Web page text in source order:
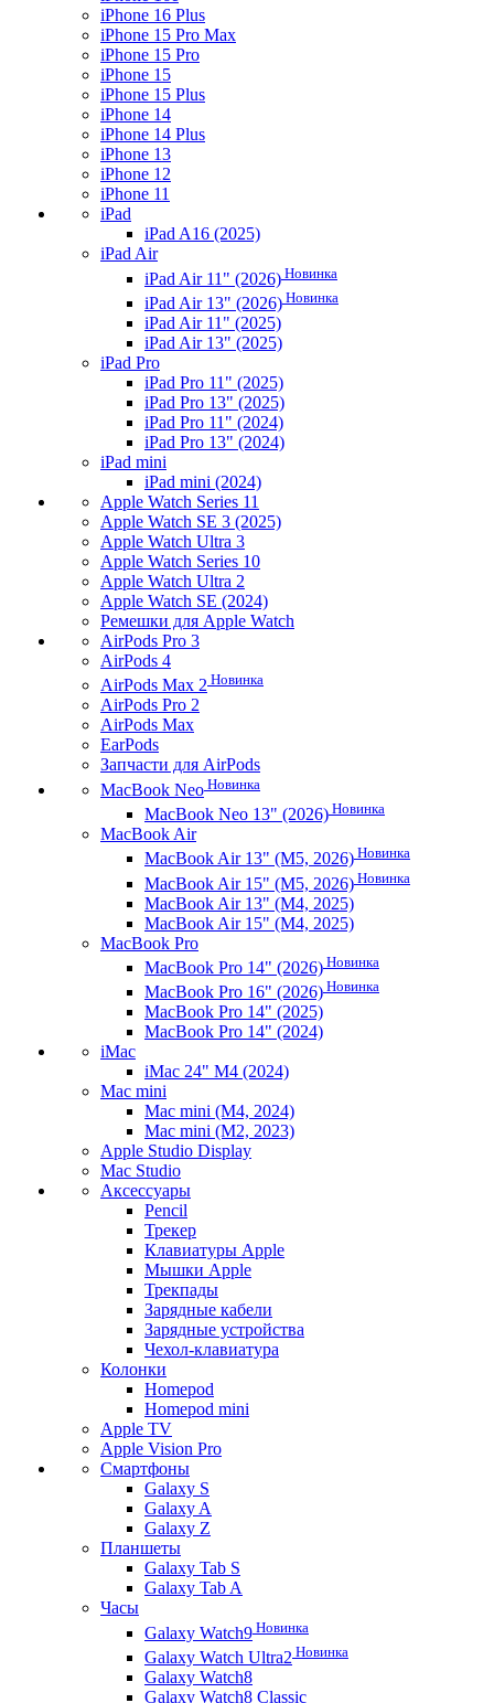
iPhone 16 Plus
iPhone 15 Pro Max
iPhone 15 Pro
iPhone 15
iPhone 15 Plus
iPhone 14
iPhone 14 Plus
iPhone 13
iPhone 12
iPhone 11
iPad
iPad A16 (2025)
iPad Air
iPad Air 11" (2026) Новинка
iPad Air 13" (2026) Новинка
iPad Air 11" (2025)
iPad Air 13" (2025)
iPad Pro
iPad Pro 11" (2025)
iPad Pro 13" (2025)
iPad Pro 11" (2024)
iPad Pro 13" (2024)
iPad mini
iPad mini (2024)
Apple Watch Series 11
Apple Watch SE 3 (2025)
Apple Watch Ultra 3
Apple Watch Series 10
Apple Watch Ultra 2
Apple Watch SE (2024)
Ремешки для Apple Watch
AirPods Pro 3
AirPods 4
AirPods Max 2 Новинка
AirPods Pro 2
AirPods Max
EarPods
Запчасти для AirPods
MacBook Neo Новинка
MacBook Neo 13" (2026) Новинка
MacBook Air
MacBook Air 13" (M5, 2026) Новинка
MacBook Air 15" (M5, 2026) Новинка
MacBook Air 13" (M4, 2025)
MacBook Air 15" (M4, 2025)
MacBook Pro
MacBook Pro 14" (2026) Новинка
MacBook Pro 16" (2026) Новинка
MacBook Pro 14" (2025)
MacBook Pro 14" (2024)
iMac
iMac 24" M4 (2024)
Mac mini
Mac mini (M4, 2024)
Mac mini (M2, 2023)
Apple Studio Display
Mac Studio
Аксессуары
Pencil
Трекер
Клавиатуры Apple
Мышки Apple
Трекпады
Зарядные кабели
Зарядные устройства
Чехол-клавиатура
Колонки
Homepod
Homepod mini
Apple TV
Apple Vision Pro
Смартфоны
Galaxy S
Galaxy A
Galaxy Z
Планшеты
Galaxy Tab S
Galaxy Tab A
Часы
Galaxy Watch9 Новинка
Galaxy Watch Ultra2 Новинка
Galaxy Watch8
Galaxy Watch8 Classic